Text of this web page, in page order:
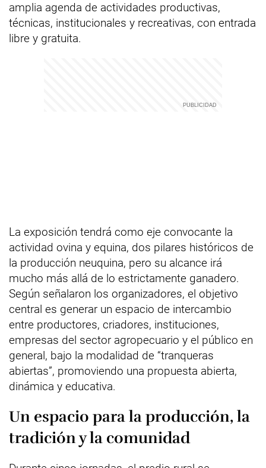
amplia agenda de actividades productivas,
técnicas, institucionales y recreativas, con entrada
libre y gratuita.
La exposición tendrá como eje convocante la
actividad ovina y equina, dos pilares históricos de
la producción neuquina, pero su alcance irá
mucho más allá de lo estrictamente ganadero.
Según señalaron los organizadores, el objetivo
central es generar un espacio de intercambio
entre productores, criadores, instituciones,
empresas del sector agropecuario y el público en
general, bajo la modalidad de “tranqueras
abiertas”, promoviendo una propuesta abierta,
dinámica y educativa.
Un espacio para la producción, la
tradición y la comunidad